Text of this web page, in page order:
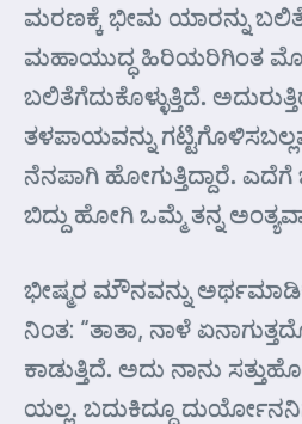
ಮರಣಕ್ಕೆ ಭೀಮ ಯಾರನ್ನು
ಮಹಾಯುದ್ಧ ಹಿರಿಯರಿಗಿಂತ
ಬಲಿತೆಗೆದುಕೊಳ್ಳುತ್ತಿದೆ.
ತಳಪಾಯವನ್ನು
ನೆನಪಾಗಿ ಹೋಗುತ್ತಿದ್ದಾರೆ.
ಬಿದ್ದು ಹೋಗಿ ಒಮ್ಮೆ ತನ್ನ
ಭೀಷ್ಮರ ಮೌನವನ್ನು
ನಿಂತ: “ತಾತಾ, ನಾಳೆ
ಕಾಡುತ್ತಿದೆ. ಅದು ನಾನು
ಯಲ್ಲ. ಬದುಕಿದ್ದೂ